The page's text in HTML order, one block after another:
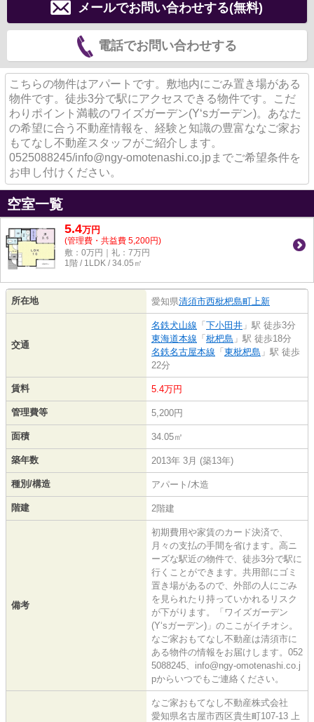
メールでお問い合わせする(無料)
電話でお問い合わせする
こちらの物件はアパートです。敷地内にごみ置き場がある
物件です。徒歩3分で駅にアクセスできる物件です。こだ
わりポイント満載のワイズガーデン(Y‘sガーデン)。あなた
の希望に合う不動産情報を、経験と知識の豊富ななご家お
もてなし不動産スタッフがご紹介します。
0525088245/info@ngy-omotenashi.co.jpまでご希望条件を
お申し付けください。
空室一覧
5.4万円
(管理費・共益費 5,200円)
敷：0万円｜礼：7万円
1階 / 1LDK / 34.05㎡
所在地 愛知県清須市西枇杷島町上新
交通
名鉄犬山線 「 下小田井 」駅 徒歩3分
東海道本線 「 枇杷島 」駅 徒歩18分
名鉄名古屋本線 「 東枇杷島 」駅 徒歩
22分
賃料 5.4万円
管理費等 5,200円
面積 34.05㎡
築年数 2013年 3月 (築13年)
種別/構造 アパート/木造
階建 2階建
備考
初期費用や家賃のカード決済で、
月々の支払の手間を省けます。高ニ
ーズな駅近の物件で、徒歩3分で駅に
行くことができます。共用部にゴミ
置き場があるので、外部の人にごみ
を見られたり持っていかれるリスク
が下がります。「ワイズガーデン
(Y‘sガーデン)」のここがイチオシ。
なご家おもてなし不動産は清須市に
ある物件の情報をお届けします。052
5088245、info@ngy-omotenashi.co.j
pからいつでもご連絡ください。
なご家おもてなし不動産株式会社
愛知県名古屋市西区貴生町107-13 上